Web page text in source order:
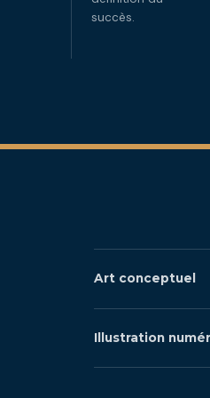
succès.
Art conceptuel
Illustration